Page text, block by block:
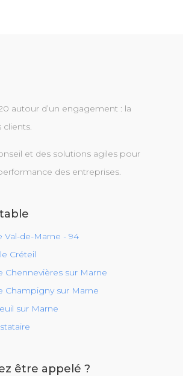
autour d’un engagement : la
clients.
et des solutions agiles pour
des entreprises.
de-Marne - 94
Créteil
sur Marne
Champigny sur Marne
sur Marne
être appelé ?